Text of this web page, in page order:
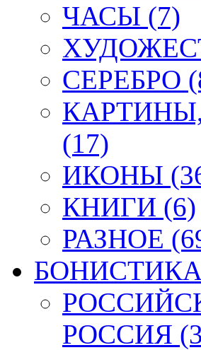
ЧАСЫ (7)
СЕРЕБРО
(17)
ИКОНЫ
КНИГИ (6)
РАЗНОЕ
БОНИСТИКА
РОССИЯ